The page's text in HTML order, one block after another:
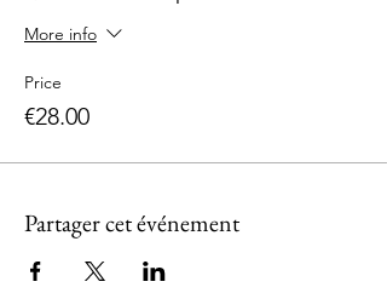
More info
Price
€28.00
Partager cet événement